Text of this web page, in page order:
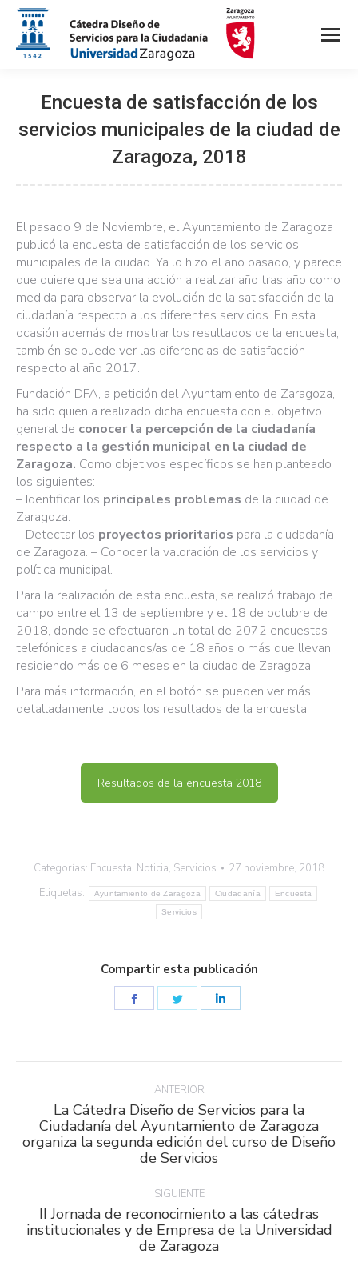
Encuesta de satisfacción de los
servicios municipales de la ciudad de
Zaragoza, 2018
El pasado 9 de Noviembre, el Ayuntamiento de Zaragoza
publicó la encuesta de satisfacción de los servicios
municipales de la ciudad. Ya lo hizo el año pasado, y parece
que quiere que sea una acción a realizar año tras año como
medida para observar la evolución de la satisfacción de la
ciudadanía respecto a los diferentes servicios. En esta
ocasión además de mostrar los resultados de la encuesta,
también se puede ver las diferencias de satisfacción
respecto al año 2017.
Fundación DFA, a petición del Ayuntamiento de Zaragoza,
ha sido quien a realizado dicha encuesta con el objetivo
general de conocer la percepción de la ciudadanía
respecto a la gestión municipal en la ciudad de
Zaragoza. Como objetivos específicos se han planteado
los siguientes:
– Identificar los principales problemas de la ciudad de
Zaragoza.
– Detectar los proyectos prioritarios para la ciudadanía
de Zaragoza. – Conocer la valoración de los servicios y
política municipal.
Para la realización de esta encuesta, se realizó trabajo de
campo entre el 13 de septiembre y el 18 de octubre de
2018, donde se efectuaron un total de 2072 encuestas
telefónicas a ciudadanos/as de 18 años o más que llevan
residiendo más de 6 meses en la ciudad de Zaragoza.
Para más información, en el botón se pueden ver más
detalladamente todos los resultados de la encuesta.
Resultados de la encuesta 2018
Categorías: Encuesta, Noticia, Servicios
27 noviembre, 2018
Etiquetas:
Ayuntamiento de Zaragoza Ciudadanía Encuesta
Servicios
Compartir esta publicación
Navegación
publicaciones
ANTERIOR
Publicación
anterior:
La Cátedra Diseño de Servicios para la
Ciudadanía del Ayuntamiento de Zaragoza
organiza la segunda edición del curso de Diseño
de Servicios
SIGUIENTE
Publicación
siguiente:
II Jornada de reconocimiento a las cátedras
institucionales y de Empresa de la Universidad
de Zaragoza